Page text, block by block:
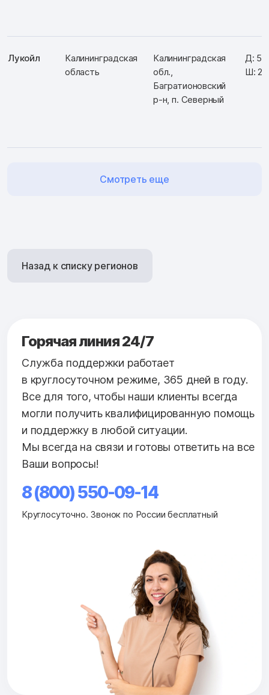
Лукойл
Калининградская
область
Калининградская
обл.,
Багратионовский
р-н, п. Северный
Д:
Ш:
Смотреть еще
Назад к списку регионов
Горячая линия 24/7
Служба поддержки работает
в круглосуточном режиме, 365 дней в году.
Все для того, чтобы наши клиенты всегда
могли получить квалифицированную помощь
и поддержку в любой ситуации.
Мы всегда на связи и готовы ответить на все
Ваши вопросы!
8 (800) 550-09-14
Круглосуточно. Звонок по России бесплатный